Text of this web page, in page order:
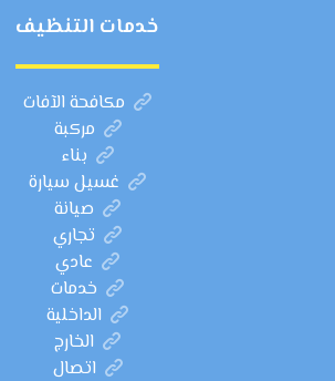
خدمات التنظيف
مكافحة الآفات
مركبة
بناء
غسيل سيارة
صيانة
تجاري
عادي
خدمات
الداخلية
الخارج
اتصال